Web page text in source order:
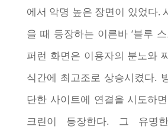
에서 악명 높은 장면이 있었다.
을 때 등장하는 이른바 ‘블루
퍼런 화면은 이용자의 분노와
식간에 최고조로 상승시켰다.
단한 사이트에 연결을 시도하
크린이 등장한다. 그 유명